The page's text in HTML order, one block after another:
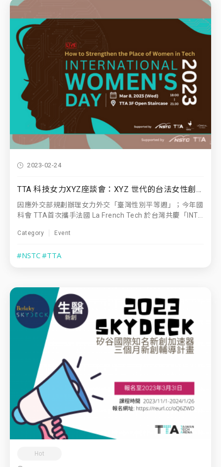
2023-02-24
TTA 科技女力XYZ座談會：XYZ 世代的台法女性創業家社會影響力
因應外交部規劃辦理女力外交「臺灣性別平等週」；今年國
科會 TTA首次攜手法國 La French Tech 於台灣共慶「INT...
Category Event
#NSTC#TTA
Hot